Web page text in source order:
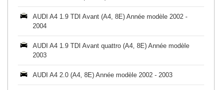
AUDI A4 1.9 TDI Avant (A4, 8E) Année modèle 2002 -
2004
AUDI A4 1.9 TDI Avant quattro (A4, 8E) Année modèle
2003
AUDI A4 2.0 (A4, 8E) Année modèle 2002 - 2003